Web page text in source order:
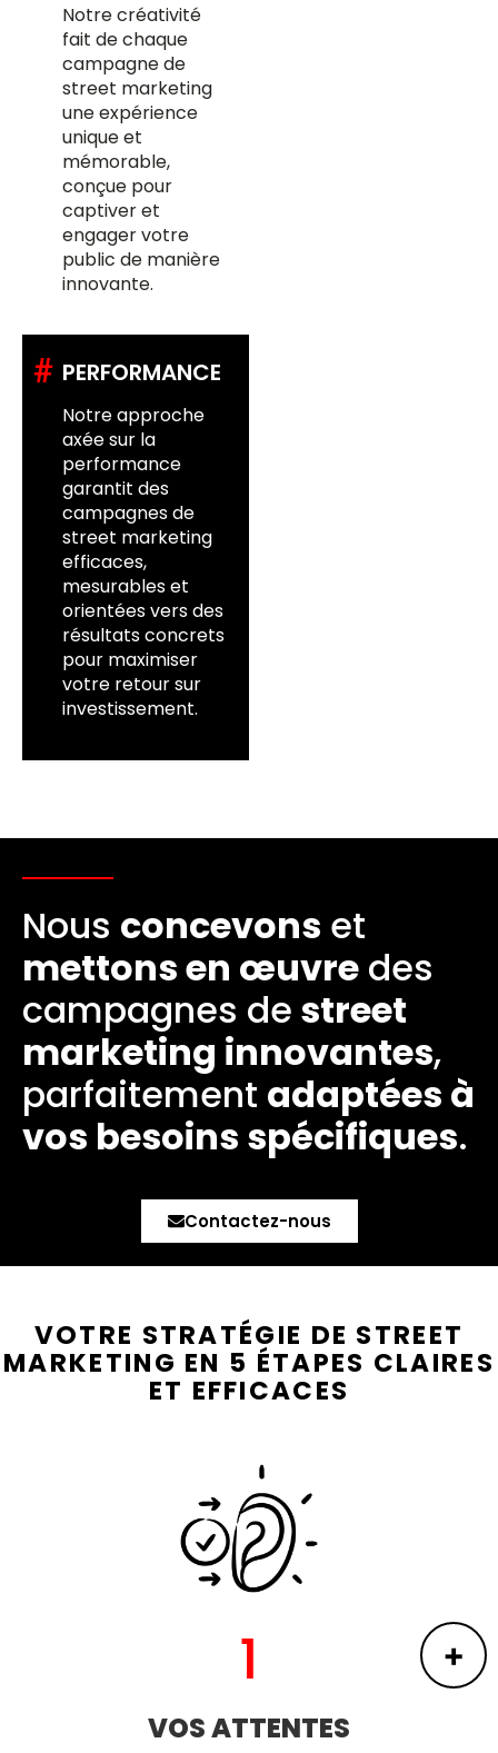
Notre créativité
fait de chaque
campagne de
street marketing
une expérience
unique et
mémorable,
conçue pour
captiver et
engager votre
public de manière
innovante.
# PERFORMANCE
Notre approche
axée sur la
performance
garantit des
campagnes de
street marketing
efficaces,
mesurables et
orientées vers des
résultats concrets
pour maximiser
votre retour sur
investissement.
Nous concevons et
mettons en œuvre des
campagnes de street
marketing innovantes,
parfaitement adaptées à
vos besoins spécifiques.
Contactez-nous
VOTRE STRATÉGIE DE STREET
MARKETING EN 5 ÉTAPES CLAIRES
ET EFFICACES
1
VOS ATTENTES
+